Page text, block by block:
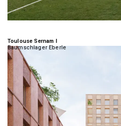
Toulouse Sernam I
Baumschlager Eberle